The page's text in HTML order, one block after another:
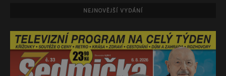
NEJNOVĚJŠÍ VYDÁNÍ